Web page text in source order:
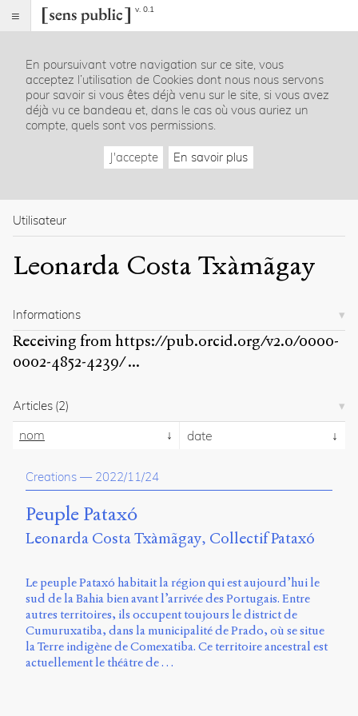
v. 0.1
Index
Rubriques
Essais
La
revue
Présentation
Publier
Contact
propos
site
Archipel
ligne
Mastodon
Sherbrooke
Campus
de
Longueuil
Local
B1-
En poursuivant votre navigation sur ce site, vous
acceptez l’utilisation de Cookies dont nous nous servons
pour savoir si vous êtes déjà venu sur le site, si vous avez
déjà vu ce bandeau et, dans le cas où vous auriez un
compte, quels sont vos permissions.
J'accepte En savoir plus
Utilisateur
Leonarda Costa Txàmãgay
Informations
Receiving fromhttps://pub.orcid.org/v2.0/0000-
0002-4852-4239/...
Articles (2)
nom date
Creations — 2022/11/24
Peuple Pataxó
Leonarda Costa Txàmãgay Collectif Pataxó
Le peuple Pataxó habitait la région qui est aujourd’hui le
sud de la Bahia bien avant l’arrivée des Portugais. Entre
autres territoires, ils occupent toujours le district de
Cumuruxatiba, dans la municipalité de Prado, où se situe
la Terre indigène de Comexatiba. Ce territoire ancestral est
actuellement le théâtre de …